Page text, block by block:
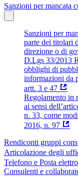
Sanzioni per mancata
Sanzioni per
parte dei titolari
direzione o di
D.Lgs 33/2013
obblighi di
informazioni da
artt. 3 e 47
Regolamento in
ai sensi
n. 33, come
2016, n. 97
Rendiconti gruppi
Articolazione degli
Telefono e Posta
Consulenti e